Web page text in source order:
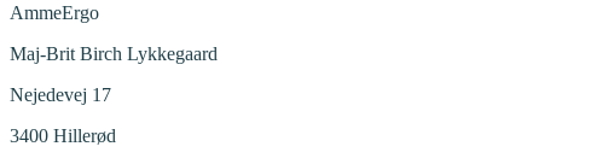
AmmeErgo
Maj-Brit Birch Lykkegaard
Nejedevej 17
3400 Hillerød